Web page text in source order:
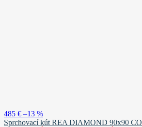
485 € –13 %
Sprchovací kút REA DIAMOND 90x90